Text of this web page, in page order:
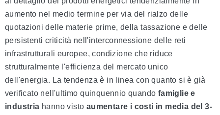
aumento nel medio termine per via del rialzo delle
quotazioni delle materie prime, della tassazione e delle
persistenti criticità nell'interconnessione delle reti
infrastrutturali europee, condizione che riduce
strutturalmente l'efficienza del mercato unico
dell'energia. La tendenza è in linea con quanto si è già
verificato nell'ultimo quinquennio quando famiglie e
industria hanno visto aumentare i costi in media del 3-